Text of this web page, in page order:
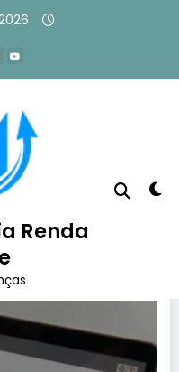
Renda
o que é